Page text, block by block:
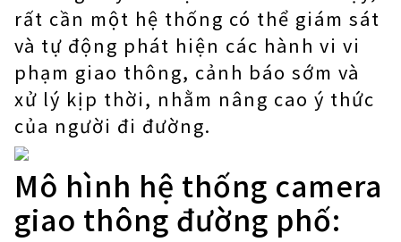
rất cần một hệ thống có thể giám sát
và tự động phát hiện các hành vi vi
phạm giao thông, cảnh báo sớm và
xử lý kịp thời, nhằm nâng cao ý thức
của người đi đường.
Mô hình hệ thống camera
giao thông đường phố: